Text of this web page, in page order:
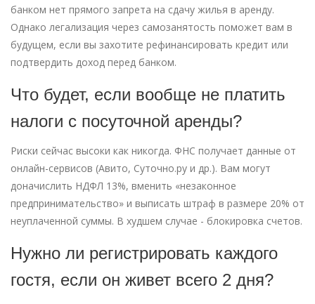
банком нет прямого запрета на сдачу жилья в аренду.
Однако легализация через самозанятость поможет вам в
будущем, если вы захотите рефинансировать кредит или
подтвердить доход перед банком.
Что будет, если вообще не платить
налоги с посуточной аренды?
Риски сейчас высоки как никогда. ФНС получает данные от
онлайн-сервисов (Авито, Суточно.ру и др.). Вам могут
доначислить НДФЛ 13%, вменить «незаконное
предпринимательство» и выписать штраф в размере 20% от
неуплаченной суммы. В худшем случае - блокировка счетов.
Нужно ли регистрировать каждого
гостя, если он живет всего 2 дня?